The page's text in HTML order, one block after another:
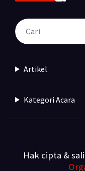
Pencarian
untuk:
Artikel
Kategori Acara
Hak cipta &